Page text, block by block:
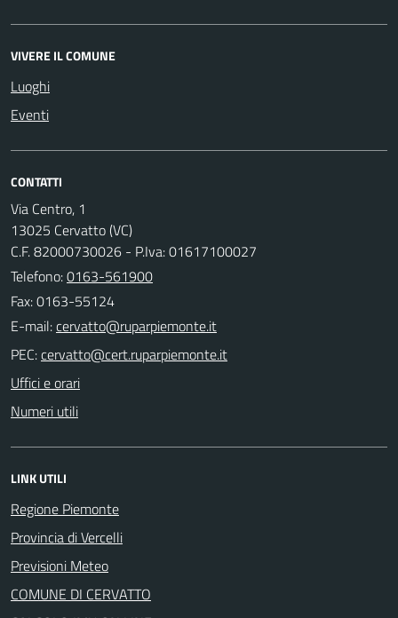
VIVERE IL COMUNE
Luoghi
Eventi
CONTATTI
Via Centro, 1
13025 Cervatto (VC)
C.F. 82000730026 - P.Iva: 01617100027
Telefono:0163-561900
Fax: 0163-55124
E-mail:
PEC:
Uffici e orari
Numeri utili
LINK UTILI
Regione Piemonte
Provincia di Vercelli
Previsioni Meteo
COMUNE DI CERVATTO